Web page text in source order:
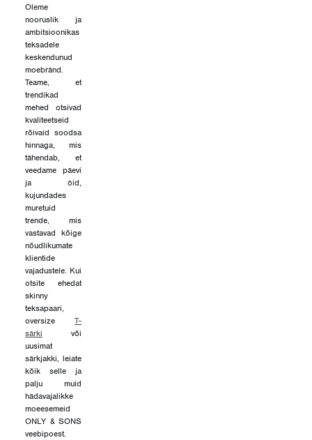
Oleme
nooruslik ja
ambitsioonikas
teksadele
keskendunud
moebränd.
Teame, et
trendikad
mehed otsivad
kvaliteetseid
rõivaid soodsa
hinnaga, mis
tähendab, et
veedame päevi
ja öid,
kujundades
muretuid
trende, mis
vastavad kõige
nõudlikumate
klientide
vajadustele. Kui
otsite ehedat
skinny
teksapaari,
oversize T-
särki või
uusimat
särkjakki, leiate
kõik selle ja
palju muid
hädavajalikke
moeesemeid
ONLY & SONS
veebipoest.